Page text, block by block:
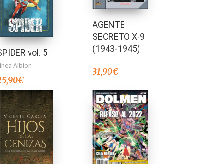
vol. 5
Albion
€
AGENTE
SECRETO X-9
(1943-1945)
31,90€